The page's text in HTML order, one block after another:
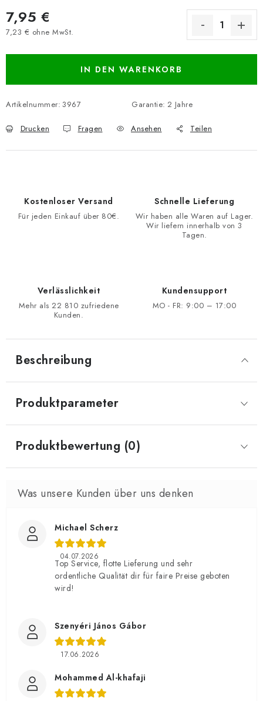
7,95 €
7,23 € ohne MwSt.
IN DEN WARENKORB
Artikelnummer: 3967 Garantie: 2 Jahre
Drucken Fragen Ansehen Teilen
Kostenloser Versand
Für jeden Einkauf über 80€.
Schnelle Lieferung
Wir haben alle Waren auf Lager.
Wir liefern innerhalb von 3
Tagen.
Verlässlichkeit
Mehr als 22 810 zufriedene
Kunden.
Kundensupport
MO - FR: 9:00 – 17:00
Beschreibung
Produktparameter
Produktbewertung (0)
Michael Scherz
04.07.2026
Top Service, flotte Lieferung und sehr
ordentliche Qualität dir für faire Preise geboten
wird!
Szenyéri János Gábor
17.06.2026
Mohammed Al-khafaji